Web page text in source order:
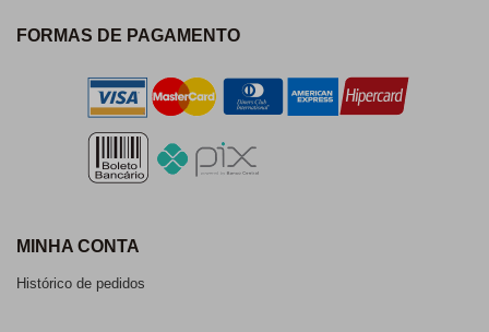
FORMAS DE PAGAMENTO
MINHA CONTA
Histórico de pedidos